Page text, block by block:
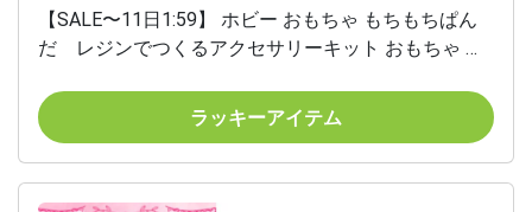
【SALE〜11日1:59】 ホビー おもちゃ もちもちぱん
だ レジンでつくるアクセサリーキット おもちゃ ホ
ト イベント セール sale
ラッキーアイテム